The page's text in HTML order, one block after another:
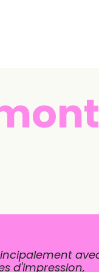
d'impression,